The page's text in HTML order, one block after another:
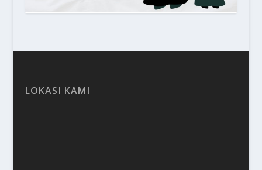
LOKASI KAMI